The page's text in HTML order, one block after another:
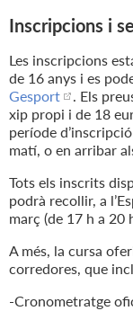
Inscripcions i
Les inscripcions
de 16 anys i es
Gesport
. Els
xip propi i de 18
període
matí, o en arribar
Tots els inscrits
podrà recollir, a
març (de 17 h a 20
A més, la cursa
corredores, que
-Cronometratge